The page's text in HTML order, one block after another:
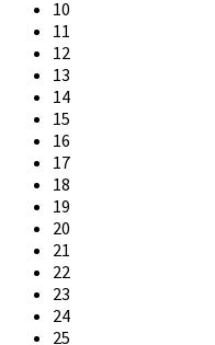
10
11
12
13
14
15
16
17
18
19
20
21
22
23
24
25